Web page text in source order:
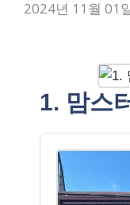
2024년 11월 01
1. 맘스